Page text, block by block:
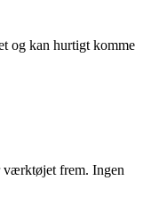
og kan hurtigt komme
frem. Ingen